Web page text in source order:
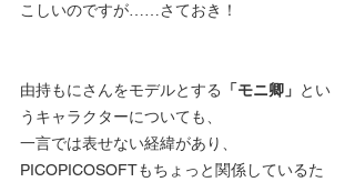
こしいのですが……さておき！
由持もにさんをモデルとする 「モニ卿」 とい
うキャラクターについても、
一言では表せない経緯があり、
PICOPICOSOFTもちょっと関係しているた